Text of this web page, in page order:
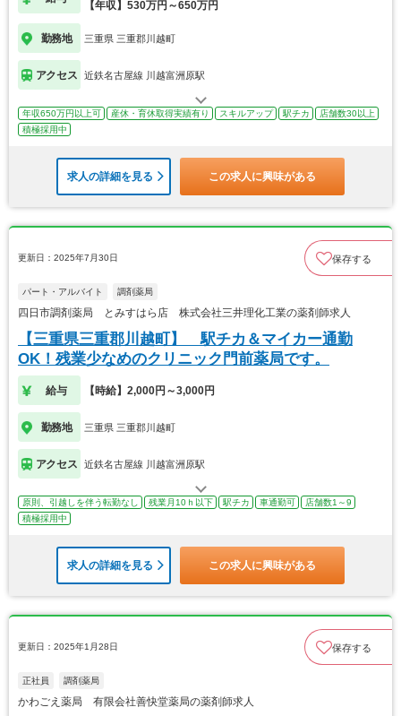
【年収】530万円～650万円
勤務地 三重県 三重郡川越町
アクセス 近鉄名古屋線 川越富洲原駅
年収650万円以上可 産休・育休取得実績有り スキルアップ 駅チカ
店舗数30以上
積極採用中
求人の詳細を見る この求人に興味がある
更新日：2025年7月30日 保存する
パート・アルバイト 調剤薬局
四日市調剤薬局 とみすはら店 株式会社三井理化工業の薬剤師求人
【三重県三重郡川越町】 駅チカ＆マイカー通勤
OK！残業少なめのクリニック門前薬局です。
給与 【時給】2,000円～3,000円
勤務地 三重県 三重郡川越町
アクセス 近鉄名古屋線 川越富洲原駅
原則、引越しを伴う転勤なし 残業月10ｈ以下 駅チカ 車通勤可
店舗数1～9
積極採用中
求人の詳細を見る この求人に興味がある
更新日：2025年1月28日 保存する
正社員 調剤薬局
かわごえ薬局 有限会社善快堂薬局の薬剤師求人